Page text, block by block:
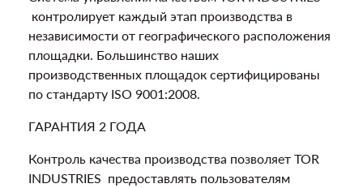
контролирует каждый этап производства в
независимости от географического расположения
площадки. Большинство наших
производственных площадок сертифицированы
по стандарту ISO 9001:2008.
ГАРАНТИЯ 2 ГОДА
Контроль качества производства позволяет TOR
INDUSTRIES предоставлять пользователям